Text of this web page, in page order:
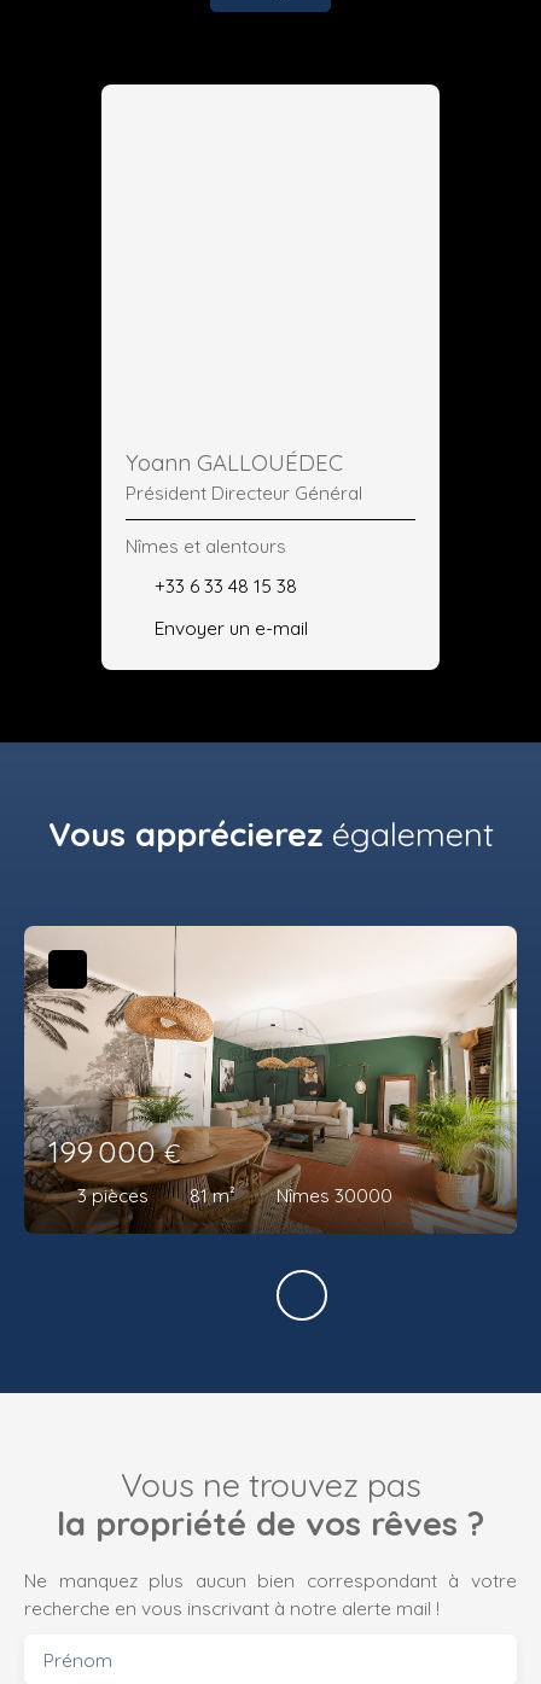
Yoann GALLOUÉDEC
Président Directeur Général
Nîmes et alentours
+33 6 33 48 15 38
Envoyer un e-mail
Vous apprécierez également
199 000€
3pièces 81m² Nîmes 30000
Vous ne trouvez pas
la propriété de vos rêves ?
Ne manquez plus aucun bien correspondant à votre
recherche en vous inscrivant à notre alerte mail !
Prénom